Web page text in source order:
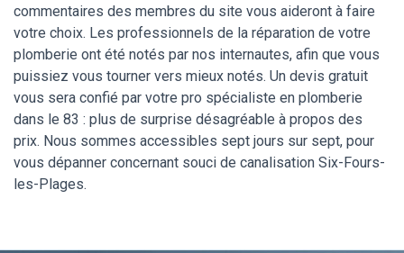
commentaires des membres du site vous aideront à faire
votre choix. Les professionnels de la réparation de votre
plomberie ont été notés par nos internautes, afin que vous
puissiez vous tourner vers mieux notés. Un devis gratuit
vous sera confié par votre pro spécialiste en plomberie
dans le 83 : plus de surprise désagréable à propos des
prix. Nous sommes accessibles sept jours sur sept, pour
vous dépanner concernant souci de canalisation Six-Fours-
les-Plages.